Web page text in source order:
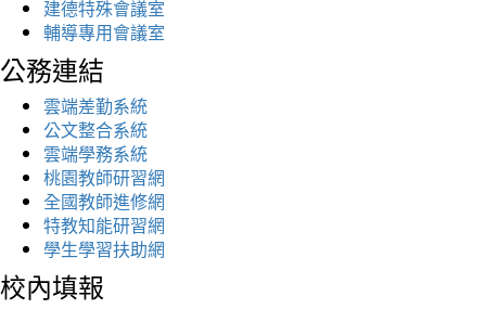
建德特殊會議室
輔導專用會議室
公務連結
雲端差勤系統
公文整合系統
雲端學務系統
桃園教師研習網
全國教師進修網
特教知能研習網
學生學習扶助網
校內填報